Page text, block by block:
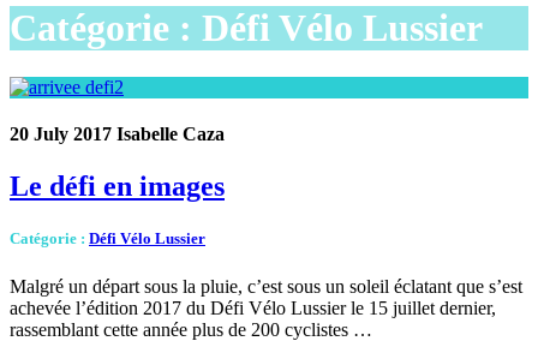
Catégorie : Défi Vélo Lussier
20 July 2017 Isabelle Caza
Le défi en images
Catégorie : Défi Vélo Lussier
Malgré un départ sous la pluie, c’est sous un soleil éclatant que s’est
achevée l’édition 2017 du Défi Vélo Lussier le 15 juillet dernier,
rassemblant cette année plus de 200 cyclistes …